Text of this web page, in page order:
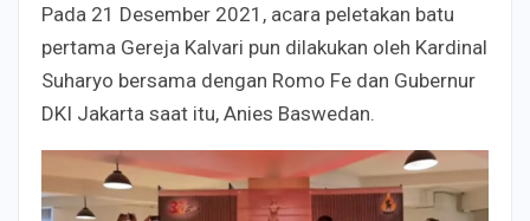
Pada 21 Desember 2021, acara peletakan batu
pertama Gereja Kalvari pun dilakukan oleh Kardinal
Suharyo bersama dengan Romo Fe dan Gubernur
DKI Jakarta saat itu, Anies Baswedan.